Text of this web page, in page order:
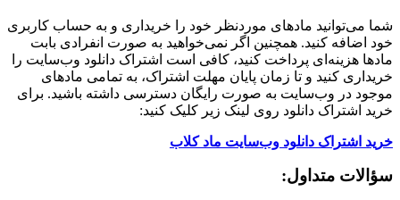
شما می‌توانید مادهای موردنظر خود را خریداری و به حساب کاربری
خود اضافه کنید. همچنین اگر نمی‌خواهید به صورت انفرادی بابت
مادها هزینه‌ای پرداخت کنید، کافی است اشتراک دانلود وب‌سایت را
خریداری کنید و تا زمان پایان مهلت اشتراک، به تمامی مادهای
موجود در وب‌سایت به صورت رایگان دسترسی داشته باشید. برای
خرید اشتراک دانلود روی لینک زیر کلیک کنید:
خرید اشتراک دانلود وب‌سایت ماد کلاب
سؤالات متداول: